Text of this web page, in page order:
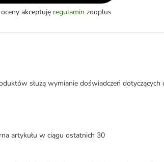
akceptuję regulamin zooplus
służą wymianie doświadczeń
artykułu w ciągu ostatnich 30